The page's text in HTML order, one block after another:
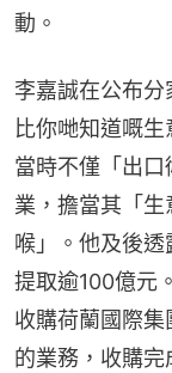
動。
李嘉誠在公布
比你哋知道嘅
當時不僅「出
業，擔當其「
喉」。他及後透
提取逾100億元
收購荷蘭國際
的業務，收購完